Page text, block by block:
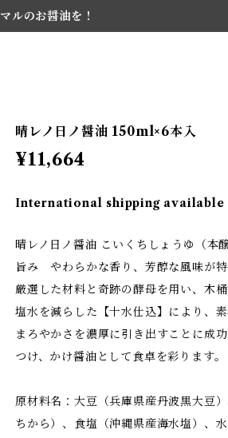
ルのお醤油を！
晴レノ日ノ醤油 150ml×6本入
¥11,664
International shipping available
晴レノ日ノ醤油 こいくちしょうゆ（本
旨み やわらかな香り、芳醇な風味が特
厳選した材料と奇跡の酵母を用い、木桶
塩水を減らした【十水仕込】により、
まろやかさを濃厚に引き出すことに成功
つけ、かけ醤油として食卓を彩ります。
原材料名：大豆（兵庫県産丹波黒大豆
ちから）、食塩（沖縄県産海水塩）、